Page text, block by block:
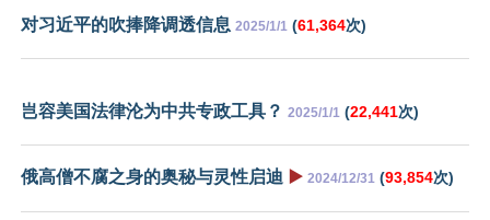
对习近平的吹捧降调透信息 2025/1/1 (61,364次)
岂容美国法律沦为中共专政工具？ 2025/1/1 (22,441次)
俄高僧不腐之身的奥秘与灵性启迪 ▶️ 2024/12/31 (93,854次)